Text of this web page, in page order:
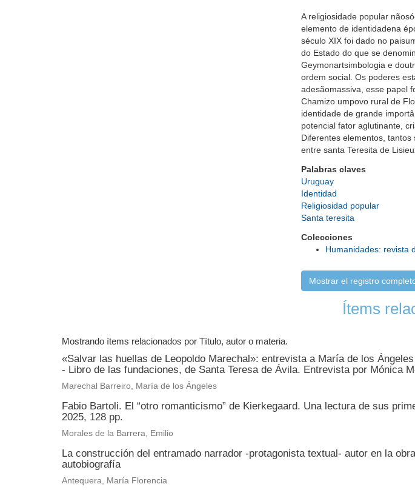
A religiosidade popular
elemento de identidadena
século XIX foi dado no
do Estado do que se
Geymonartsimbologia e
ordem social. Os poderes
adesãomassiva, esse papel
Chamizo umpovo rural de
identidade de grande
potencial fator aglutinante,
Diferentes elementos,
entre santa Teresita de
Palabras claves
Uruguay
Identidad
Religiosidad popular
Santa teresita
Colecciones
Humanidades: revista
Mostrar el registro
Ítems
Mostrando ítems relacionados por Título, autor o materia.
«Salvar las huellas de Leopoldo Marechal»: entrevista a María de los
- Libro de las fundaciones, de Santa Teresa de Ávila. Entrevista por Mónica
Marechal Barreiro, María de los Ángeles
Fabio Bartoli. El “otro romanticismo” de Kierkegaard. Una lectura de sus
2025, 128 pp.
Morales de la Barrera, Emilio
La construcción del entramado narrador -protagonista textual- autor en la
autobiografía
Antequera, María Florencia